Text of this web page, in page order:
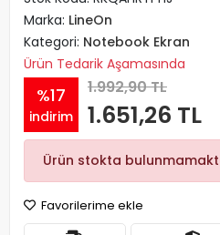
Marka: LineOn
Kategori: Notebook Ekran
Ürün Tedarik Aşamasında
%17
indirim
1.992,90 TL
1.651,26 TL
Ürün stokta
Favorilerime ekle